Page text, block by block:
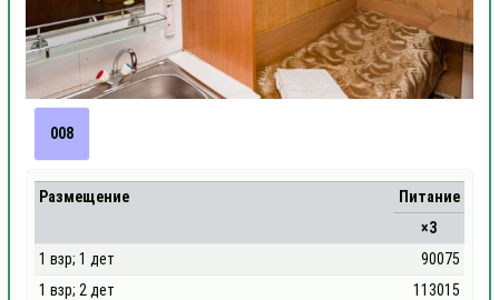
008
Размещение
Питание
×3
1 взр; 1 дет
90075
1 взр; 2 дет
113015